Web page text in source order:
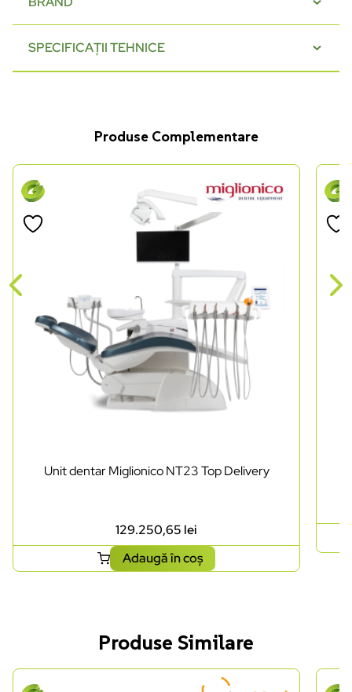
SPECIFICAȚII TEHNICE
Produse Complementare
Unit dentar Miglionico NT23 Top Delivery
129.250,65 lei
Adaugă în coș
Produse Similare